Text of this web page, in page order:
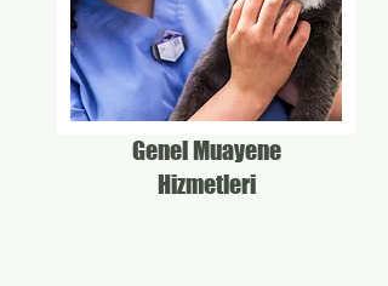
Genel Muayene
Hizmetleri